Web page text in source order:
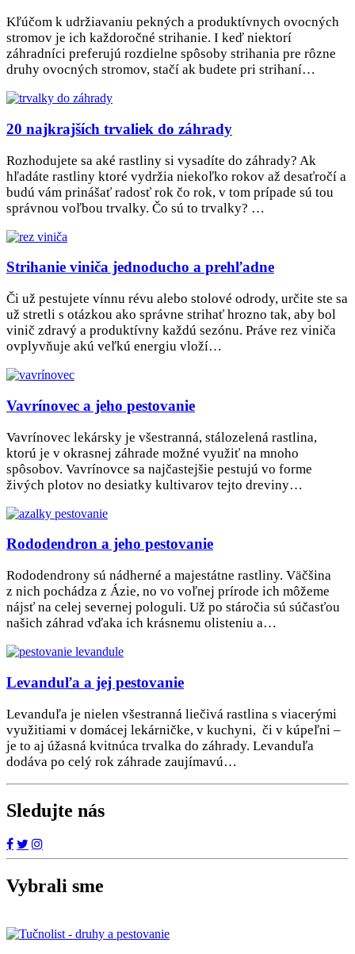
Kľúčom k udržiavaniu pekných a produktívnych ovocných
stromov je ich každoročné strihanie. I keď niektorí
záhradníci preferujú rozdielne spôsoby strihania pre rôzne
druhy ovocných stromov, stačí ak budete pri strihaní…
20 najkrajších trvaliek do záhrady
Rozhodujete sa aké rastliny si vysadíte do záhrady? Ak
hľadáte rastliny ktoré vydržia niekoľko rokov až desaťročí a
budú vám prinášať radosť rok čo rok, v tom prípade sú tou
správnou voľbou trvalky. Čo sú to trvalky? …
Strihanie viniča jednoducho a prehľadne
Či už pestujete vínnu révu alebo stolové odrody, určite ste sa
už stretli s otázkou ako správne strihať hrozno tak, aby bol
vinič zdravý a produktívny každú sezónu. Práve rez viniča
ovplyvňuje akú veľkú energiu vloží…
Vavrínovec a jeho pestovanie
Vavrínovec lekársky je všestranná, stálozelená rastlina,
ktorú je v okrasnej záhrade možné využiť na mnoho
spôsobov. Vavrínovce sa najčastejšie pestujú vo forme
živých plotov no desiatky kultivarov tejto dreviny…
Rododendron a jeho pestovanie
Rododendrony sú nádherné a majestátne rastliny. Väčšina
z nich pochádza z Ázie, no vo voľnej prírode ich môžeme
nájsť na celej severnej pologuli. Už po stáročia sú súčasťou
našich záhrad vďaka ich krásnemu olisteniu a…
Levanduľa a jej pestovanie
Levanduľa je nielen všestranná liečivá rastlina s viacerými
využitiami v domácej lekárničke, v kuchyni, či v kúpeľni –
je to aj úžasná kvitnúca trvalka do záhrady. Levanduľa
dodáva po celý rok záhrade zaujímavú…
Sledujte nás
Vybrali sme